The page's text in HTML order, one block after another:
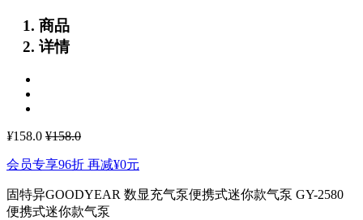
商品
详情
¥158.0 ¥158.0
会员专享96折 再减¥0元
固特异GOODYEAR 数显充气泵便携式迷你款气泵 GY-2580
便携式迷你款气泵